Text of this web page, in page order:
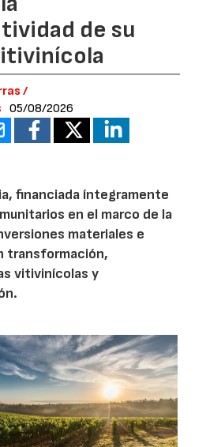
de su
/
05/08/2026
financiada íntegramente
en el marco de la
materiales e
transformación,
vitivinícolas y